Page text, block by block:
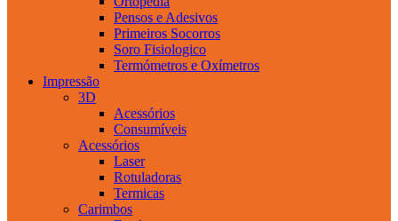
Pensos e Adesivos
Primeiros Socorros
Soro Fisiologico
Termómetros e Oxímetros
Impressão
3D
Acessórios
Consumíveis
Acessórios
Laser
Rotuladoras
Termicas
Carimbos